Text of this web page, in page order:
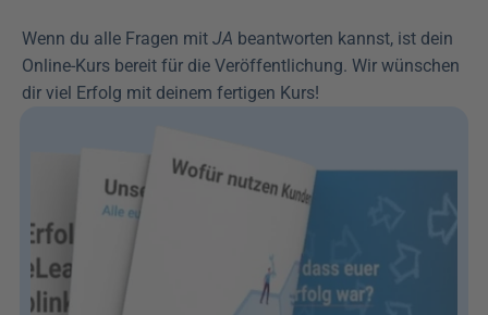
Wenn du alle Fragen mit JA beantworten kannst, ist dein
Online-Kurs bereit für die Veröffentlichung. Wir wünschen
dir viel Erfolg mit deinem fertigen Kurs!